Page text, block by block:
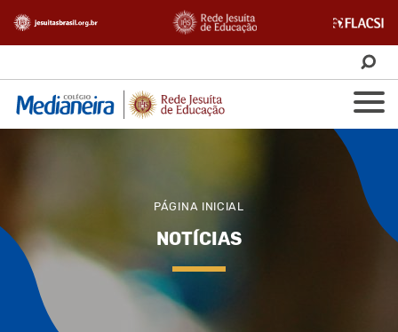
PÁGINA INICIAL
NOTÍCIAS